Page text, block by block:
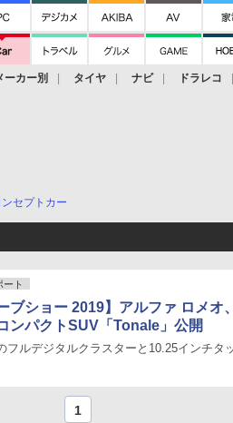
ーカー別 タイヤ ナビ ドラレコ
ンセプトカー
ート
ブショー 2019】アルファ ロメオ
ンパクトSUV「Tonale」公開
フルデジタルクラスターと10.25インチタ
1